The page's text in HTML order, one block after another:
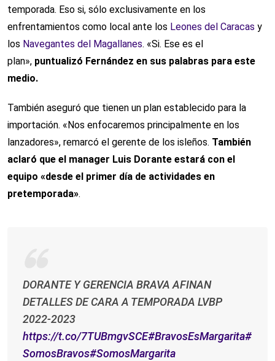
temporada. Eso si, sólo exclusivamente en los
enfrentamientos como local ante los Leones del Caracas y
los Navegantes del Magallanes. «Si. Ese es el
plan», puntualizó Fernández en sus palabras para este
medio.
También aseguró que tienen un plan establecido para la
importación. «Nos enfocaremos principalmente en los
lanzadores», remarcó el gerente de los isleños. También
aclaró que el manager Luis Dorante estará con el
equipo «desde el primer día de actividades en
pretemporada».
DORANTE Y GERENCIA BRAVA AFINAN
DETALLES DE CARA A TEMPORADA LVBP
2022-2023
https://t.co/7TUBmgvSCE#BravosEsMargarita#
SomosBravos#SomosMargarita